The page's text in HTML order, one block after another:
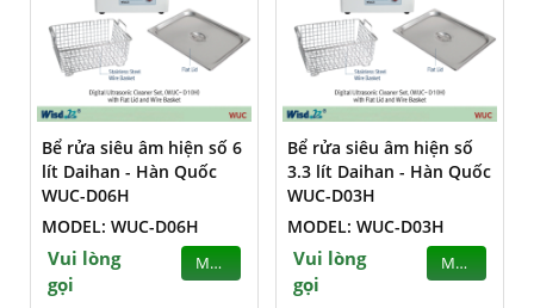
Bể rửa siêu âm hiện số 6
lít Daihan - Hàn Quốc
WUC-D06H
MODEL: WUC-D06H
Vui lòng
gọi
MUA
Bể rửa siêu âm hiện số
3.3 lít Daihan - Hàn Quốc
WUC-D03H
MODEL: WUC-D03H
Vui lòng
gọi
MUA